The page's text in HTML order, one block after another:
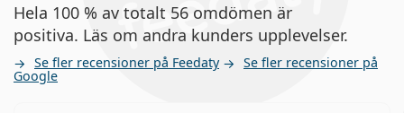
Hela 100 % av totalt 56 omdömen är
positiva. Läs om andra kunders upplevelser.
Se fler recensioner på Feedaty Se fler recensioner på
Google